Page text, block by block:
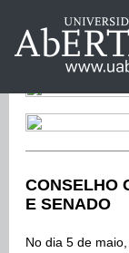
CONSELHO
E SENADO
No dia 5 de